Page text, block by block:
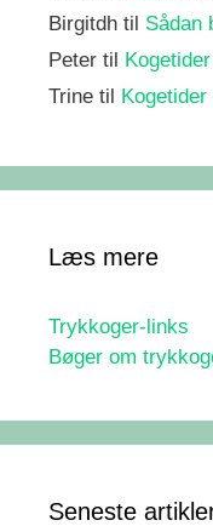
Birgitdh til Sådan
Peter til
Trine til
Læs mere
Trykkoger-links
Bøger om
Seneste